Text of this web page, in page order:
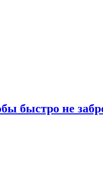
быстро не